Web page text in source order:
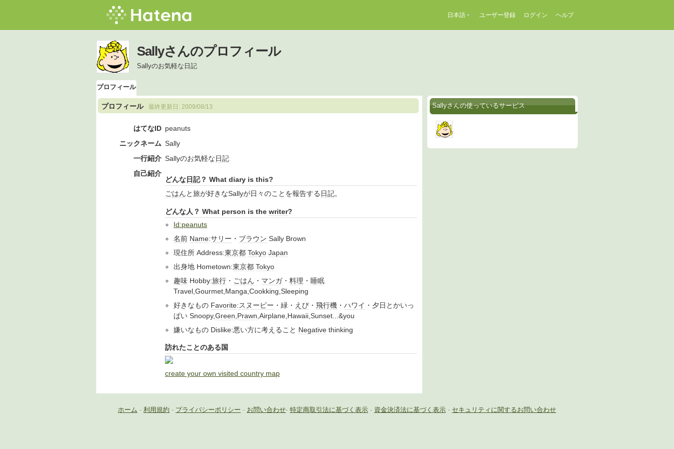
日本語 ユーザー登録 ログイン ヘルプ
Sallyさんのプロフィール
Sallyのお気軽な日記
プロフィール
プロフィール 最終更新日: 2009/08/13
はてなID peanuts
ニックネーム Sally
一行紹介 Sallyのお気軽な日記
自己紹介
どんな日記？ What diary is this?
ごはんと旅が好きなSallyが日々のことを報告する 日記。
どんな人？ What person is the writer?
Id:peanuts
名前 Name:サリー ・ ブラウン Sally Brown
現住所 Address:東京都 Tokyo Japan
出身地 Hometown:東京都 Tokyo
趣味 Hobby:旅行 ・ ごはん ・ マンガ・ 料理 ・ 睡眠
Travel,Gourmet,Manga,Cookking,Sleeping
好きなもの Favorite:スヌーピー ・緑・ えび ・ 飛行機 ・ ハワイ ・夕日とかいっ
ぱい Snoopy,Green,Prawn,Airplane,Hawaii,Sunset...&you
嫌いなもの Dislike:悪い方に考えること Negative thinking
訪れたことのある国
create your own visited country map
Sallyさんの使っているサービス
ホーム - 利用規約 - プライバシーポリシー - お問い合わせ- 特定商取引法に基づく表示 - 資金決済法に基づく表示 - セキュリティに関するお問い合わせ